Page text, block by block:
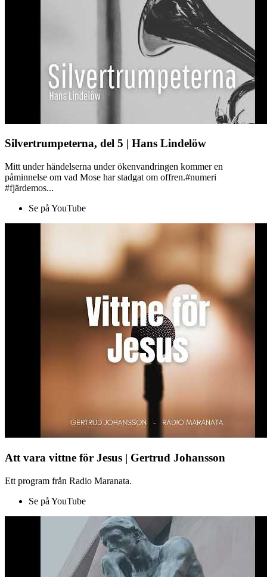
Silvertrumpeterna, del 5 | Hans Lindelöw
Mitt under händelserna under ökenvandringen kommer en
påminnelse om vad Mose har stadgat om offren.#numeri
#fjärdemos...
Se på YouTube
Att vara vittne för Jesus | Gertrud Johansson
Ett program från Radio Maranata.
Se på YouTube